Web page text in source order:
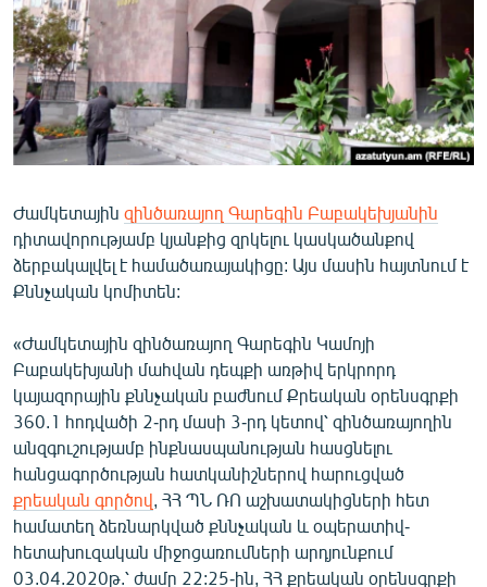
ՄԻՋԱԶԳԱՅԻՆ
ՄՇԱԿՈՒՅԹ
ՍՊՈՐՏ
ՄԵԿՆԱԲԱՆՈՒԹՅՈՒՆ
ԿՈՐՈՆԱՎԻՐՈՒՍ
ԱՐԽԻՎ
ՏԵՍԱՆՅՈՒԹԵՐ
ՁԳՏԵԼՈՎ ԼԱՎԱԳՈՒՅՆԻՆ
ՓՈԴՔԱՍԹ
Հայերեն
English
Русский
Ժամկետային զինծառայող Գարեգին Բաբակեխյանին
դիտավորությամբ կյանքից զրկելու կասկածանքով
ձերբակալվել է համածառայակիցը: Այս մասին հայտնում է
Քննչական կոմիտեն:
«Ժամկետային զինծառայող Գարեգին Կամոյի
Բաբակեխյանի մահվան դեպքի առթիվ երկրորդ
կայազորային քննչական բաժնում Քրեական օրենսգրքի
360.1 հոդվածի 2-րդ մասի 3-րդ կետով՝ զինծառայողին
անզգուշությամբ ինքնասպանության հասցնելու
հանցագործության հատկանիշներով հարուցված
քրեական գործով , ՀՀ ՊՆ ՌՈ աշխատակիցների հետ
համատեղ ձեռնարկված քննչական և օպերատիվ-
հետախուզական միջոցառումների արդյունքում
03.04.2020թ.՝ ժամը 22:25-ին, ՀՀ քրեական օրենսգրքի